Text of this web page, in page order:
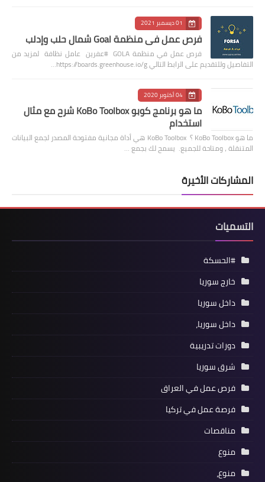
01 ديسمبر 2021
فرص عمل في منظمة Goal شمال حلب وإدلب
فرص عمل في منظمة GOLA #عفرين عامل نظافة لمزيد من
التفاصيل وللتقديم على الرابط التالي https://boards.greenhouse.io/g…
04 أكتوبر 2020
ما هو برنامج كوبو KoBo Toolbox شرح مع مثال
استخدام
ما هو KoBo Toolbox ؟ KoBo Toolbox هي أداة مجانية مفتوحة المصدر لجمع البيانات
المتنقلة ، ومتاحة للجميع. يسمح لك بجمع …
المشاركات الأخيرة
التسميات
#الحسكة
خارج سوريا
داخل سوريا
داخل سوريا،
دورات تدريبية
شرق سوريا
فرص عمل في العراق
فرصة عمل في تركيا
مناقصات
منوع
منوع،